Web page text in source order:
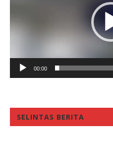
00:00
SELINTAS BERITA